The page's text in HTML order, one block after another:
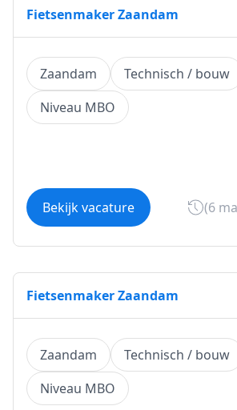
Fietsenmaker Zaandam
Zaandam
Technisch / bouw
Niveau MBO
Bekijk vacature (6
Fietsenmaker Zaandam
Zaandam
Technisch / bouw
Niveau MBO